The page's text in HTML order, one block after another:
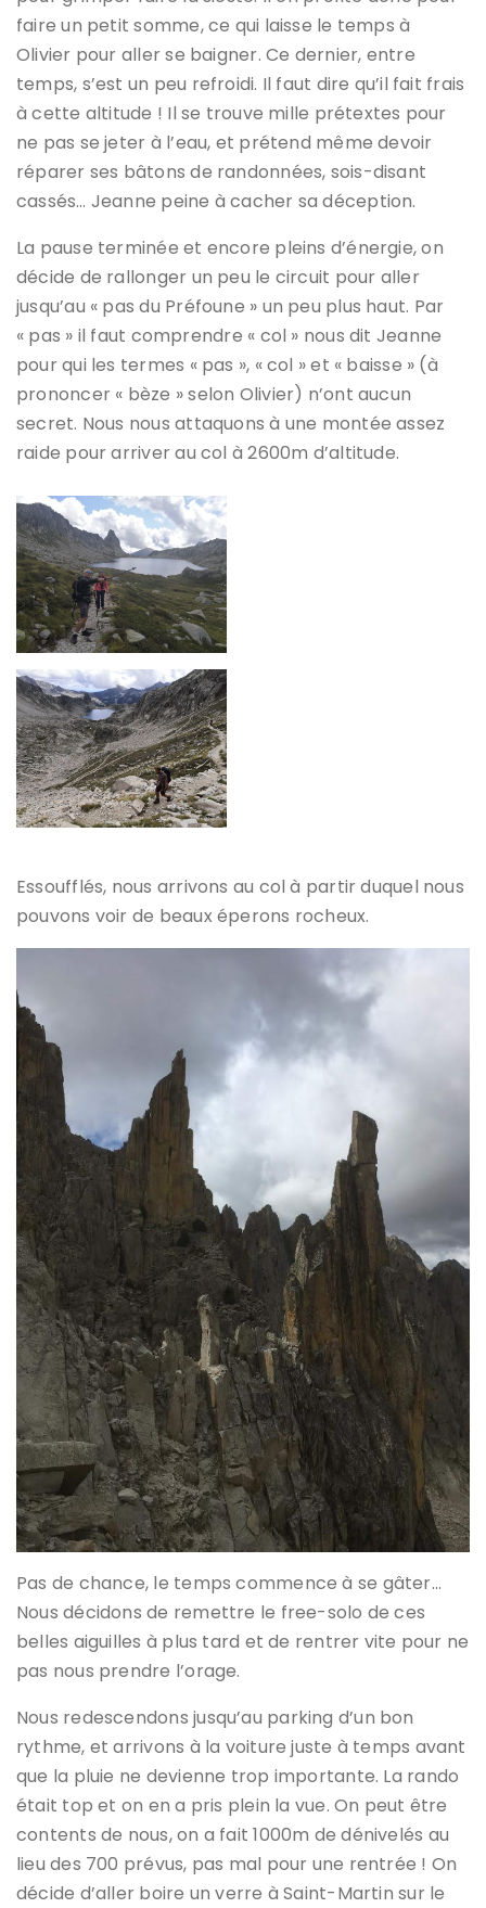
faire un petit somme, ce qui laisse le temps à
Olivier pour aller se baigner. Ce dernier, entre
temps, s’est un peu refroidi. Il faut dire qu’il fait frais
à cette altitude ! Il se trouve mille prétextes pour
ne pas se jeter à l’eau, et prétend même devoir
réparer ses bâtons de randonnées, sois-disant
cassés… Jeanne peine à cacher sa déception.
La pause terminée et encore pleins d’énergie, on
décide de rallonger un peu le circuit pour aller
jusqu’au « pas du Préfoune » un peu plus haut. Par
« pas » il faut comprendre « col » nous dit Jeanne
pour qui les termes « pas », « col » et « baisse » (à
prononcer « bèze » selon Olivier) n’ont aucun
secret. Nous nous attaquons à une montée assez
raide pour arriver au col à 2600m d’altitude.
Essoufflés, nous arrivons au col à partir duquel nous
pouvons voir de beaux éperons rocheux.
Pas de chance, le temps commence à se gâter…
Nous décidons de remettre le free-solo de ces
belles aiguilles à plus tard et de rentrer vite pour ne
pas nous prendre l’orage.
Nous redescendons jusqu’au parking d’un bon
rythme, et arrivons à la voiture juste à temps avant
que la pluie ne devienne trop importante. La rando
était top et on en a pris plein la vue. On peut être
contents de nous, on a fait 1000m de dénivelés au
lieu des 700 prévus, pas mal pour une rentrée ! On
décide d’aller boire un verre à Saint-Martin sur le